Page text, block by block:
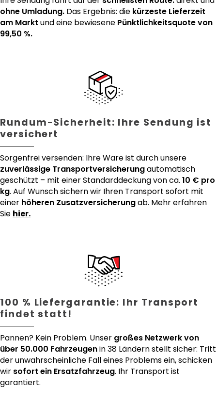
ohne Umladung. Das Ergebnis: die kürzeste Lieferzeit
am Markt und eine bewiesene Pünktlichkeitsquote von
99,50 %.
Rundum-Sicherheit: Ihre Sendung ist
versichert
Sorgenfrei versenden: Ihre Ware ist durch unsere
zuverlässige Transportversicherungautomatisch
geschützt – mit einer Standarddeckung von ca. 10 € pro
kg. Auf Wunsch sichern wir Ihren Transport sofort mit
einer höheren Zusatzversicherungab. Mehr erfahren
Sie hier.
100 % Liefergarantie: Ihr Transport
findet statt!
Pannen? Kein Problem. Unser großes Netzwerk von
über 50.000 Fahrzeugenin 38 Ländern stellt sicher: Tritt
der unwahrscheinliche Fall eines Problems ein, schicken
wir sofort ein Ersatzfahrzeug. Ihr Transport ist
garantiert.